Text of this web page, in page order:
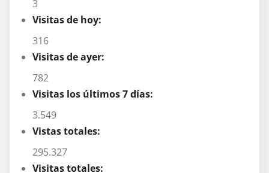
3
Visitas de hoy:
316
Visitas de ayer:
782
Visitas los últimos 7 días:
3.549
Vistas totales:
295.327
Visitas totales: